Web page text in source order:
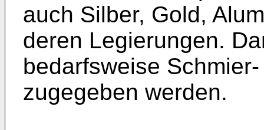
auch Silber, Gold,
deren Legierungen.
bedarfsweise
zugegeben werden.